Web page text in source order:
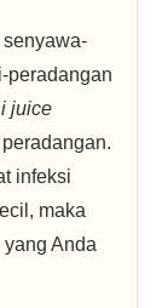
peradangan
juice
infeksi
maka
Anda